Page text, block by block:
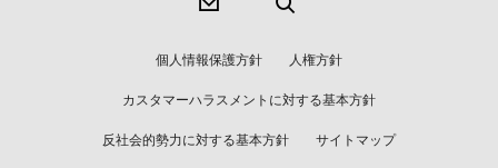
個人情報保護方針 人権方針
カスタマーハラスメントに対する基本方針
反社会的勢力に対する基本方針 サイトマップ